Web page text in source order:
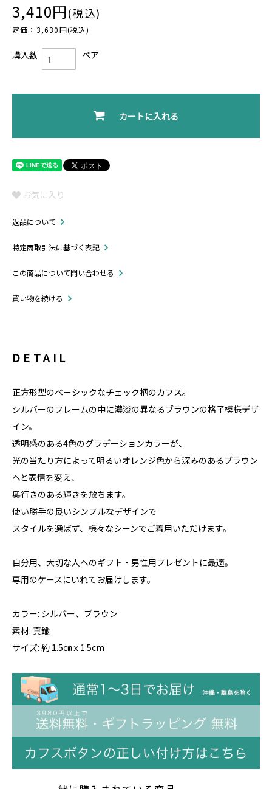
3,410円(税込)
定価：3,630円(税込)
購入数 ペア
カートに入れる
お気に入り
返品について
特定商取引法に基づく表記
この商品について問い合わせる
買い物を続ける
DETAIL
正方形型のベーシックなチェック柄のカフス。
シルバーのフレームの中に濃淡の異なるブラウンの格子模様デザ
イン。
透明感のある4色のグラデーションカラーが、
光の当たり方によって明るいオレンジ色から深みのあるブラウン
へと表情を変え、
奥行きのある輝きを放ちます。
使い勝手の良いシンプルなデザインで
スタイルを選ばず、様々なシーンでご着用いただけます。
自分用、大切な人へのギフト・男性用プレゼントに最適。
専用のケースにいれてお届けします。
カラー: シルバー、ブラウン
素材: 真鍮
サイズ: 約 1.5㎝ｘ1.5cm